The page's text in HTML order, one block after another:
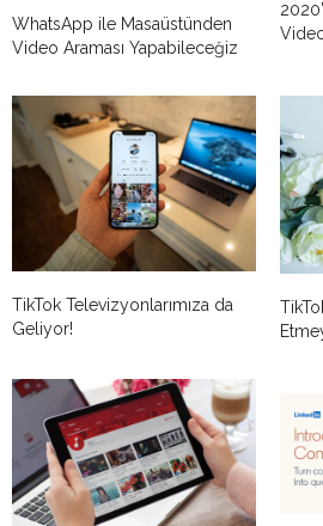
WhatsApp ile Masaüstünden
Video Araması Yapabileceğiz
TikTok Televizyonlarımıza da
Geliyor!